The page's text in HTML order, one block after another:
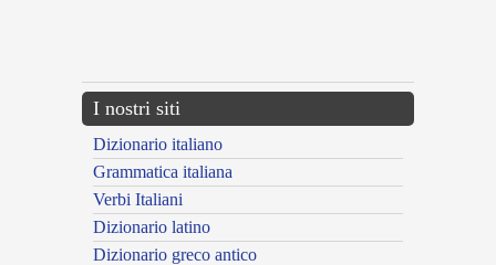
I nostri siti
Dizionario italiano
Grammatica italiana
Verbi Italiani
Dizionario latino
Dizionario greco antico